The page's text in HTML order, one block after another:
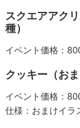
スクエアアク
種）
イベント価格：
クッキー（お
イベント価格：
仕様：おまけイラ